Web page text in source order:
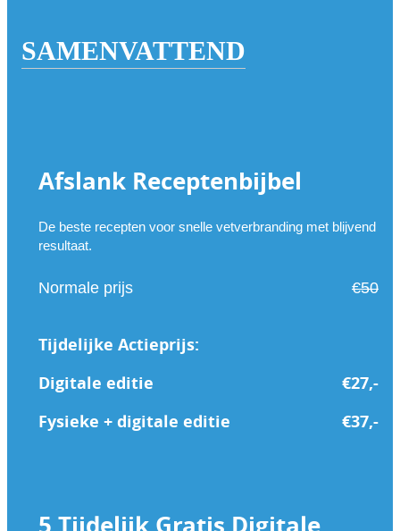
SAMENVATTEND
Afslank Receptenbijbel
De beste recepten voor snelle vetverbranding met blijvend
resultaat.
Normale prijs €50
Tijdelijke Actieprijs:
Digitale editie
€27,-
Fysieke + digitale editie
€37,-